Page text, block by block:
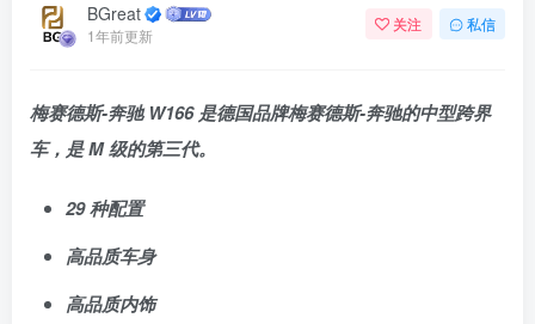
BGreat
1年前更新
关注 私信
梅赛德斯-奔驰 W166 是德国品牌梅赛德斯-奔驰的中型跨界
车，是 M 级的第三代。
29 种配置
高品质车身
高品质内饰